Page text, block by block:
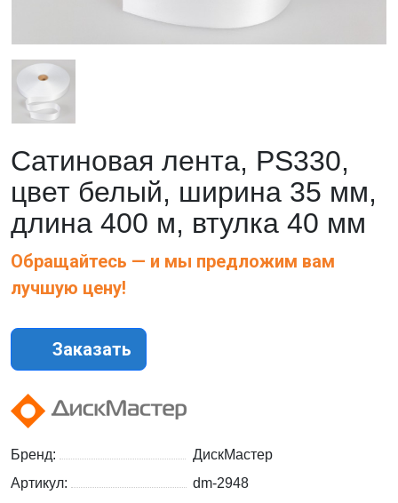
Сатиновая лента, PS330,
цвет белый, ширина 35 мм,
длина 400 м, втулка 40 мм
Обращайтесь — и мы предложим вам
лучшую цену!
Заказать
Бренд:
ДискМастер
Артикул:
dm-2948